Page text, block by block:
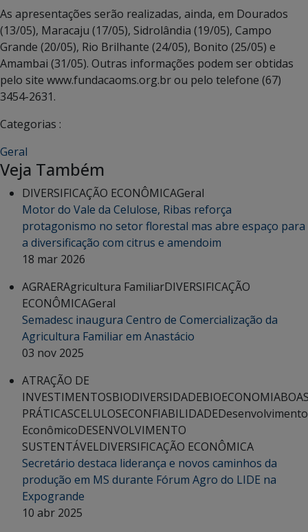
As apresentações serão realizadas, ainda, em Dourados
(13/05), Maracaju (17/05), Sidrolândia (19/05), Campo
Grande (20/05), Rio Brilhante (24/05), Bonito (25/05) e
Amambai (31/05). Outras informações podem ser obtidas
pelo site www.fundacaoms.org.br ou pelo telefone (67)
3454-2631.
Categorias :
Geral
Veja Também
DIVERSIFICAÇÃO ECONÔMICAGeral
Motor do Vale da Celulose, Ribas reforça
protagonismo no setor florestal mas abre espaço para
a diversificação com citrus e amendoim
18 mar 2026
AGRAERAgricultura FamiliarDIVERSIFICAÇÃO
ECONÔMICAGeral
Semadesc inaugura Centro de Comercialização da
Agricultura Familiar em Anastácio
03 nov 2025
ATRAÇÃO DE
INVESTIMENTOSBIODIVERSIDADEBIOECONOMIA
PRÁTICASCELULOSECONFIABILIDADEDesenvolvimento
EconômicoDESENVOLVIMENTO
SUSTENTÁVELDIVERSIFICAÇÃO ECONÔMICA
Secretário destaca liderança e novos caminhos da
produção em MS durante Fórum Agro do LIDE na
Expogrande
10 abr 2025